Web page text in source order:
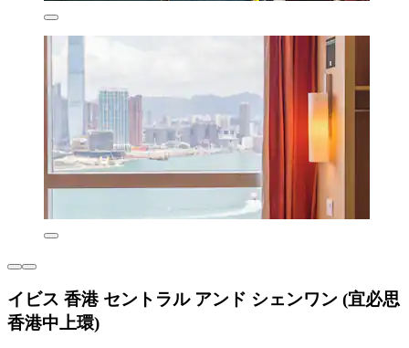
イビス 香港 セントラル アンド シェンワン (宜必思
香港中上環)